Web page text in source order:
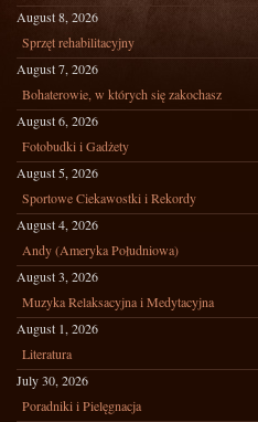
August 8, 2026
Sprzęt rehabilitacyjny
August 7, 2026
Bohaterowie, w których się zakochasz
August 6, 2026
Fotobudki i Gadżety
August 5, 2026
Sportowe Ciekawostki i Rekordy
August 4, 2026
Andy (Ameryka Południowa)
August 3, 2026
Muzyka Relaksacyjna i Medytacyjna
August 1, 2026
Literatura
July 30, 2026
Poradniki i Pielęgnacja